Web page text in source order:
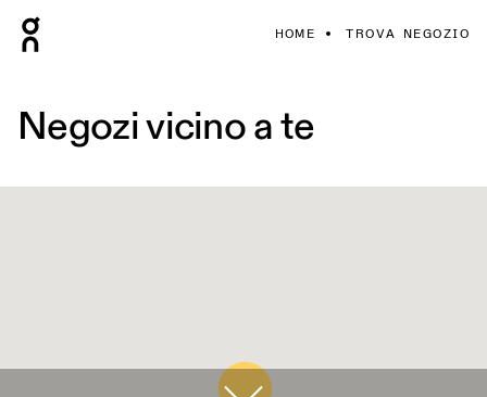
HOME TROVA NEGOZIO
Negozi vicino a te